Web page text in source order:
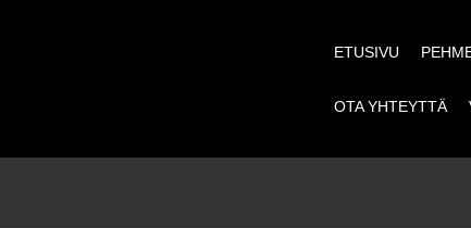
ETUSIVU
OTA YHTEYTTÄ